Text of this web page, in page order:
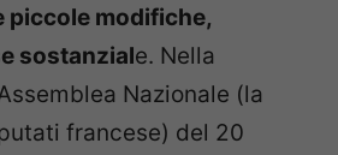
piccole modifiche,
sostanziale. Nella
Nazionale (la
francese) del 20